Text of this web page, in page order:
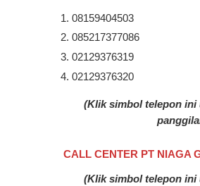
08159404503
085217377086
02129376319
02129376320
(Klik simbol telepon ini
CALL CENTER PT NIAGA
(Klik simbol telepon ini